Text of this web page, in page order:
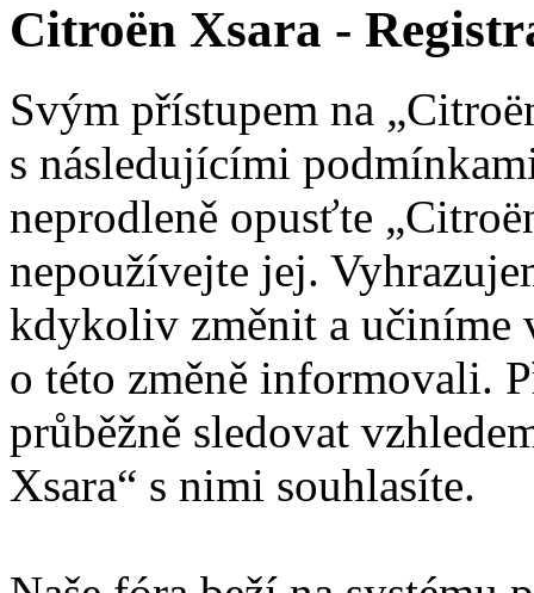
Citroën Xsara -
Svým přístupem na
s následujícími
neprodleně opusťte
nepoužívejte jej.
kdykoliv změnit a učiníme
o této změně informovali.
průběžně sledovat
Xsara“ s nimi souhlasíte.